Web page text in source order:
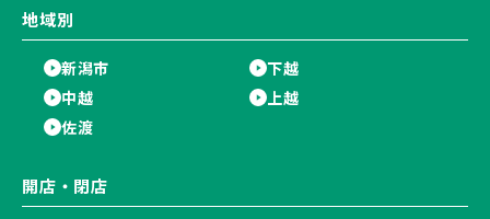
地域別
新潟市
下越
中越
上越
佐渡
開店・閉店